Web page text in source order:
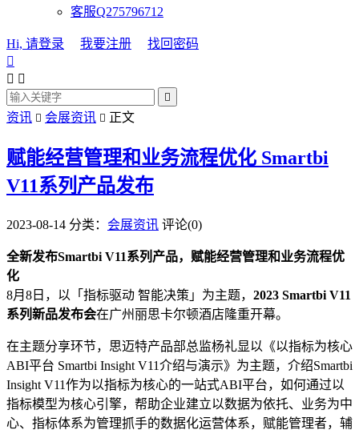
客服Q275796712
Hi, 请登录 我要注册
找回密码

 

资讯  会展资讯  正文
赋能经营管理和业务流程优化 Smartbi
V11系列产品发布
2023-08-14 分类： 会展资讯 评论(0)
全新发布Smartbi V11系列产品，赋能经营管理和业务流程优
化
8月8日，以「指标驱动 智能决策」为主题， 2023 Smartbi V11
系列新品发布会在广州丽思卡尔顿酒店隆重开幕。
在主题分享环节，思迈特产品部总监杨礼显以《以指标为核心
ABI平台 Smartbi Insight V11介绍与演示》为主题，介绍Smartbi
Insight V11作为以指标为核心的一站式ABI平台，如何通过以
指标模型为核心引擎，帮助企业建立以数据为依托、业务为中
心、指标体系为管理抓手的数据化运营体系，赋能管理者，辅